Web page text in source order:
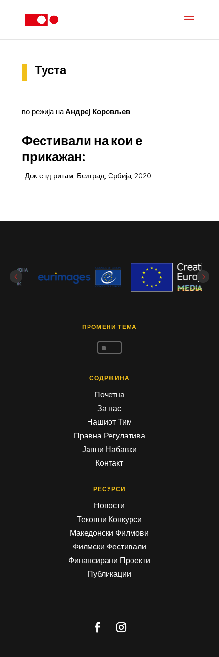
Туста
во режија наАндреј Коровљев
Фестивали на кои е
прикажан:
-Док енд ритам, Белград, Србија, 2020
ПРОМЕНИ ТЕМА
^
СОДРЖИНА
Почетна
За нас
Нашиот Тим
Правна Регулатива
Јавни Набавки
Контакт
РЕСУРСИ
Новости
Тековни Конкурси
Македонски Филмови
Филмски Фестивали
Финансирани Проекти
Публикации